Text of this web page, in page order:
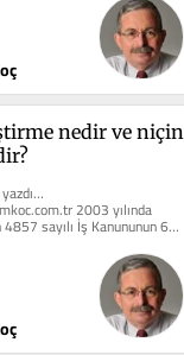
nedir ve niçin
yazdı…
2003 yılında
sayılı İş Kanununun 63.
önceki...